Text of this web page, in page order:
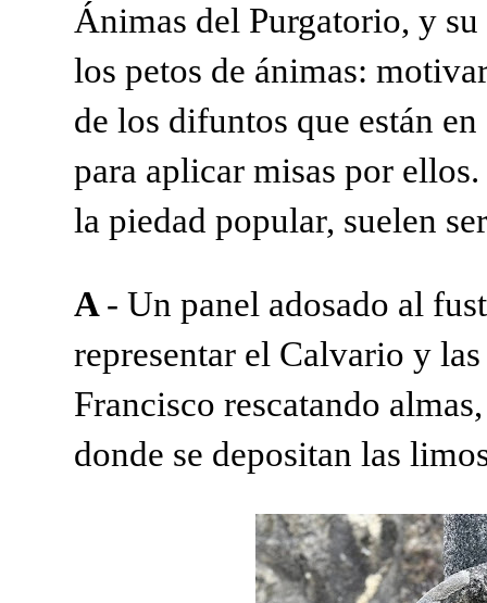
Ánimas del Purgatorio, y
los petos de ánimas:
de los difuntos que están
para aplicar misas por ellos.
la piedad popular, suelen
A- Un panel adosado al
representar el Calvario y
Francisco rescatando
donde se depositan las